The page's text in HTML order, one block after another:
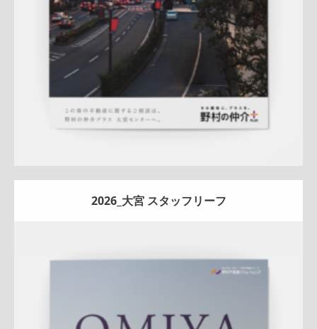
詳しく見る
2026_大宮 スタッフリーフ